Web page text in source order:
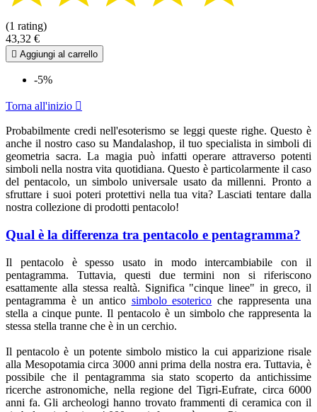
(1 rating)
43,32 €
 Aggiungi al carrello
-5%
Torna all'inizio 
Probabilmente credi nell'esoterismo se leggi queste righe. Questo è
anche il nostro caso su Mandalashop, il tuo specialista in simboli di
geometria sacra. La magia può infatti operare attraverso potenti
simboli nella nostra vita quotidiana. Questo è particolarmente il caso
del pentacolo, un simbolo universale usato da millenni. Pronto a
sfruttare i suoi poteri protettivi nella tua vita? Lasciati tentare dalla
nostra collezione di prodotti pentacolo!
Qual è la differenza tra pentacolo e pentagramma?
Il pentacolo è spesso usato in modo intercambiabile con il
pentagramma. Tuttavia, questi due termini non si riferiscono
esattamente alla stessa realtà. Significa "cinque linee" in greco, il
pentagramma è un antico simbolo esoterico che rappresenta una
stella a cinque punte. Il pentacolo è un simbolo che rappresenta la
stessa stella tranne che è in un cerchio.
Il pentacolo è un potente simbolo mistico la cui apparizione risale
alla Mesopotamia circa 3000 anni prima della nostra era. Tuttavia, è
possibile che il pentagramma sia stato scoperto da antichissime
ricerche astronomiche, nella regione del Tigri-Eufrate, circa 6000
anni fa. Gli archeologi hanno trovato frammenti di ceramica con il